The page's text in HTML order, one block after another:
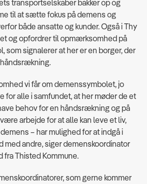
transportselskaber bakker op og
til at sætte fokus på demens og
både ansatte og kunder. Også i Thy
og opfordrer til opmærksomhed på
som signalerer at her er en borger, der
vi får om demenssymbolet, jo
for alle i samfundet, at her møder de et
behov for en håndsrækning og på
arbejde for at alle kan leve et liv,
– har mulighed for at indgå i
med andre, siger demenskoordinator
fra Thisted Kommune.
som gerne kommer